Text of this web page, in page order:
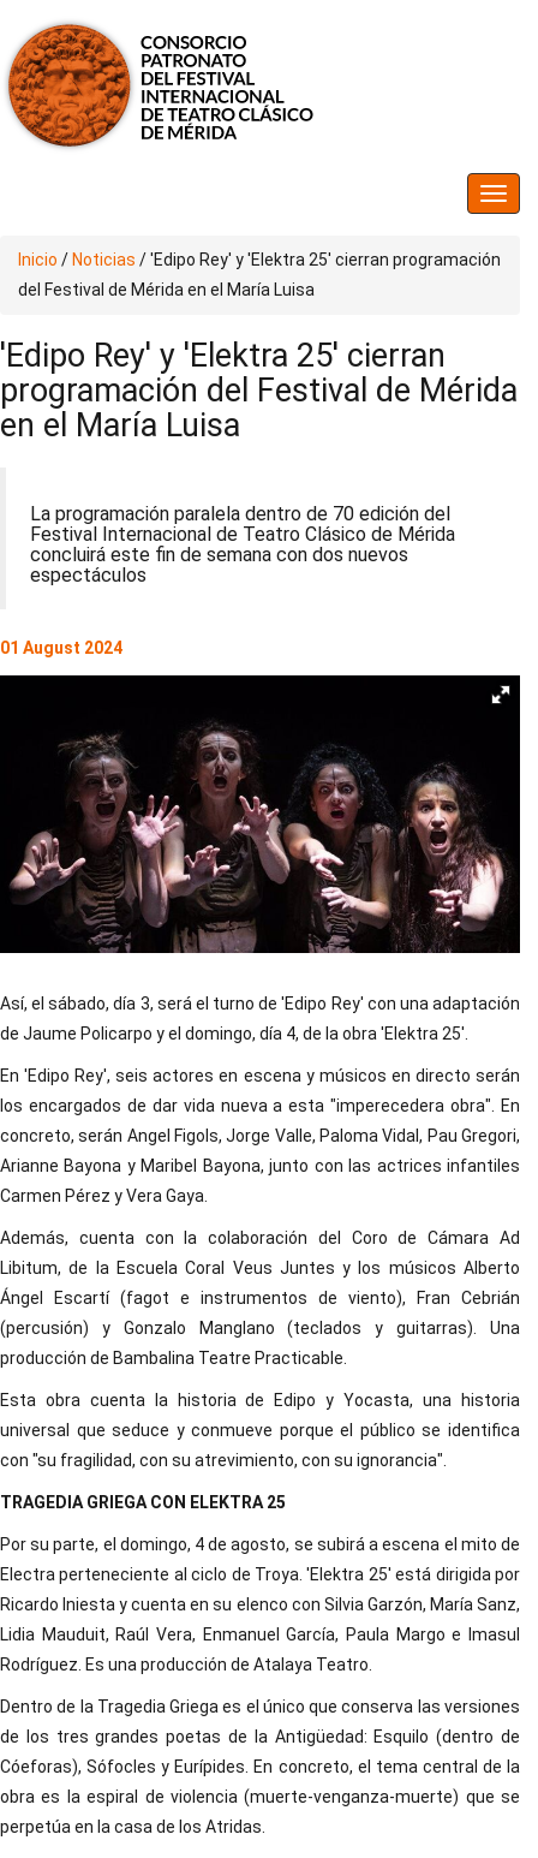
Inicio / Noticias /'Edipo Rey' y 'Elektra 25' cierran programación
del Festival de Mérida en el María Luisa
'Edipo Rey' y 'Elektra 25' cierran
programación del Festival de Mérida
en el María Luisa
La programación paralela dentro de 70 edición del
Festival Internacional de Teatro Clásico de Mérida
concluirá este fin de semana con dos nuevos
espectáculos
01 August 2024
Así, el sábado, día 3, será el turno de 'Edipo Rey' con una adaptación
de Jaume Policarpo y el domingo, día 4, de la obra 'Elektra 25'.
En 'Edipo Rey', seis actores en escena y músicos en directo serán
los encargados de dar vida nueva a esta "imperecedera obra". En
concreto, serán Angel Figols, Jorge Valle, Paloma Vidal, Pau Gregori,
Arianne Bayona y Maribel Bayona, junto con las actrices infantiles
Carmen Pérez y Vera Gaya.
Además, cuenta con la colaboración del Coro de Cámara Ad
Libitum, de la Escuela Coral Veus Juntes y los músicos Alberto
Ángel Escartí (fagot e instrumentos de viento), Fran Cebrián
(percusión) y Gonzalo Manglano (teclados y guitarras). Una
producción de Bambalina Teatre Practicable.
Esta obra cuenta la historia de Edipo y Yocasta, una historia
universal que seduce y conmueve porque el público se identifica
con "su fragilidad, con su atrevimiento, con su ignorancia".
TRAGEDIA GRIEGA CON ELEKTRA 25
Por su parte, el domingo, 4 de agosto, se subirá a escena el mito de
Electra perteneciente al ciclo de Troya. 'Elektra 25' está dirigida por
Ricardo Iniesta y cuenta en su elenco con Silvia Garzón, María Sanz,
Lidia Mauduit, Raúl Vera, Enmanuel García, Paula Margo e Imasul
Rodríguez. Es una producción de Atalaya Teatro.
Dentro de la Tragedia Griega es el único que conserva las versiones
de los tres grandes poetas de la Antigüedad: Esquilo (dentro de
Cóeforas), Sófocles y Eurípides. En concreto, el tema central de la
obra es la espiral de violencia (muerte-venganza-muerte) que se
perpetúa en la casa de los Atridas.